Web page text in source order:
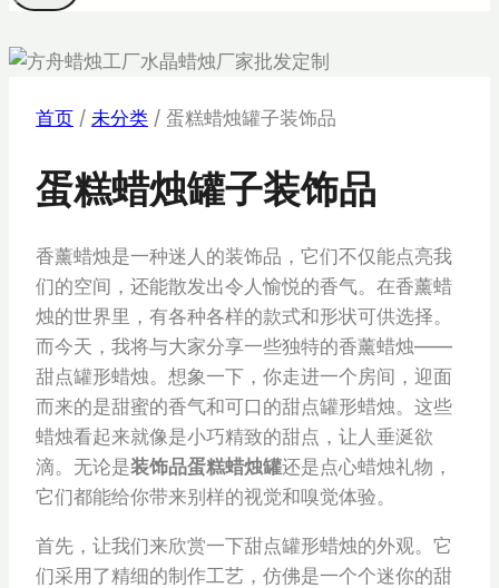
首页 / 未分类 / 蛋糕蜡烛罐子装饰品
蛋糕蜡烛罐子装饰品
香薰蜡烛是一种迷人的装饰品，它们不仅能点亮我
们的空间，还能散发出令人愉悦的香气。在香薰蜡
烛的世界里，有各种各样的款式和形状可供选择。
而今天，我将与大家分享一些独特的香薰蜡烛——
甜点罐形蜡烛。想象一下，你走进一个房间，迎面
而来的是甜蜜的香气和可口的甜点罐形蜡烛。这些
蜡烛看起来就像是小巧精致的甜点，让人垂涎欲
滴。无论是装饰品蛋糕蜡烛罐还是点心蜡烛礼物，
它们都能给你带来别样的视觉和嗅觉体验。
首先，让我们来欣赏一下甜点罐形蜡烛的外观。它
们采用了精细的制作工艺，仿佛是一个个迷你的甜